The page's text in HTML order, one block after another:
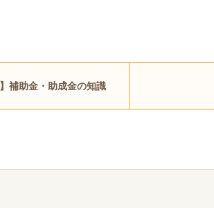
】補助金・助成金の知識